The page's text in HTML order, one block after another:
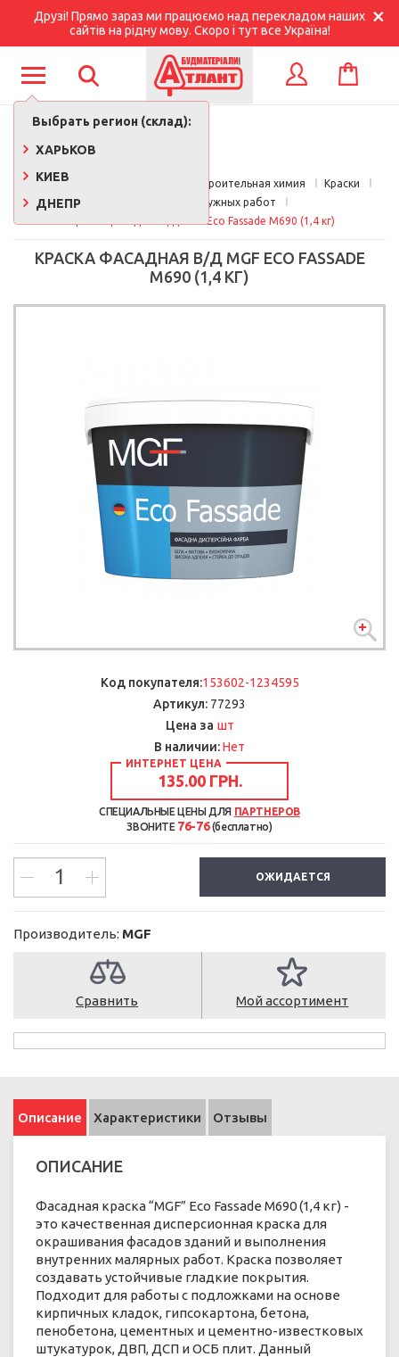
Друзі! Прямо зараз ми працюємо над перекладом наших
сайтів на рідну мову. Скоро і тут все Україна!
Выбрать регион (склад):
ХАРЬКОВ
КИЕВ
ДНЕПР
КОРЗИНА
Главная Краски, лаки, клеи, строительная химия
Краски
Краска для наружных работ
Краска фасадная в/д MGF Eco Fassade М690 (1,4 кг)
КРАСКА ФАСАДНАЯ В/Д MGF ECO FASSADE
М690 (1,4 КГ)
Код покупателя:153602-1234595
Артикул: 77293
Цена за шт
В наличии:Нет
ИНТЕРНЕТ ЦЕНА
135.00 ГРН.
СПЕЦИАЛЬНЫЕ ЦЕНЫ ДЛЯ ПАРТНЕРОВ
ЗВОНИТЕ 76-76(бесплатно)
ОЖИДАЕТСЯ
Производитель: MGF
Сравнить Мой ассортимент
Описание Характеристики Отзывы
ОПИСАНИЕ
Фасадная краска “MGF” Eco Fassade М690 (1,4 кг) -
это качественная дисперсионная краска для
окрашивания фасадов зданий и выполнения
внутренних малярных работ. Краска позволяет
создавать устойчивые гладкие покрытия.
Подходит для работы с подложками на основе
кирпичных кладок, гипсокартона, бетона,
пенобетона, цементных и цементно-известковых
штукатурок, ДВП, ДСП и ОСБ плит. Данный